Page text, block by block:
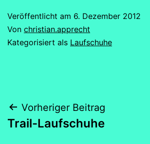
Veröffentlicht am 6. Dezember 2012
Von christian.apprecht
Kategorisiert als Laufschuhe
Beitragsnavigation
Vorheriger Beitrag
Trail-Laufschuhe